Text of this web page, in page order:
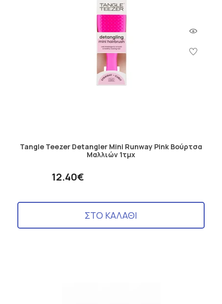
Tangle Teezer Detangler Mini Runway Pink Βούρτσα
Μαλλιών 1τμχ
12.40€
ΣΤΟ ΚΑΛΑΘΙ